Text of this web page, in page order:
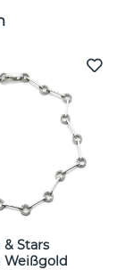
Stars
Weißgold